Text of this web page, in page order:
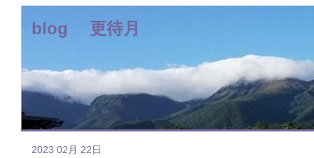
blog 更待月
2023 02月 22日